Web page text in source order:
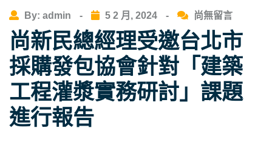
By: admin - 5 2 月, 2024 - 尚無留言
尚新民總經理受邀台北市
採購發包協會針對「建築
工程灌漿實務研討」課題
進行報告